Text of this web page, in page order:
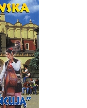
Tancuja